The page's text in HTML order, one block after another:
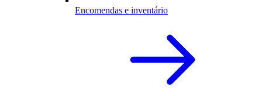
Encomendas e inventário